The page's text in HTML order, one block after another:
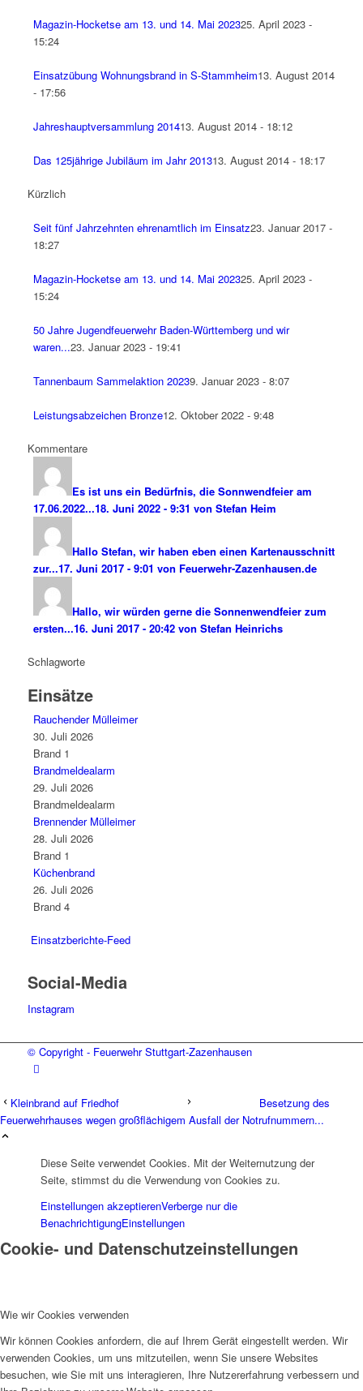
Magazin-Hocketse am 13. und 14. Mai 202325. April 2023 -
15:24
Einsatzübung Wohnungsbrand in S-Stammheim13. August 2014
- 17:56
Jahreshauptversammlung 201413. August 2014 - 18:12
Das 125jährige Jubiläum im Jahr 201313. August 2014 - 18:17
Kürzlich
Seit fünf Jahrzehnten ehrenamtlich im Einsatz23. Januar 2017 -
18:27
Magazin-Hocketse am 13. und 14. Mai 202325. April 2023 -
15:24
50 Jahre Jugendfeuerwehr Baden-Württemberg und wir
waren...23. Januar 2023 - 19:41
Tannenbaum Sammelaktion 20239. Januar 2023 - 8:07
Leistungsabzeichen Bronze12. Oktober 2022 - 9:48
Kommentare
Es ist uns ein Bedürfnis, die Sonnwendfeier am
17.06.2022...18. Juni 2022 - 9:31 von Stefan Heim
Hallo Stefan, wir haben eben einen Kartenausschnitt
zur...17. Juni 2017 - 9:01 von Feuerwehr-Zazenhausen.de
Hallo, wir würden gerne die Sonnenwendfeier zum
ersten...16. Juni 2017 - 20:42 von Stefan Heinrichs
Schlagworte
Einsätze
Rauchender Mülleimer
30. Juli 2026
Brand 1
Brandmeldealarm
29. Juli 2026
Brandmeldealarm
Brennender Mülleimer
28. Juli 2026
Brand 1
Küchenbrand
26. Juli 2026
Brand 4
Einsatzberichte-Feed
Social-Media
Instagram
© Copyright - Feuerwehr Stuttgart-Zazenhausen
Kleinbrand auf Friedhof
Besetzung des
Feuerwehrhauses wegen großflächigem Ausfall der Notrufnummern...
Diese Seite verwendet Cookies. Mit der Weiternutzung der
Seite, stimmst du die Verwendung von Cookies zu.
Einstellungen akzeptierenVerberge nur die
BenachrichtigungEinstellungen
Cookie- und Datenschutzeinstellungen
Wie wir Cookies verwenden
Wir können Cookies anfordern, die auf Ihrem Gerät eingestellt werden. Wir
verwenden Cookies, um uns mitzuteilen, wenn Sie unsere Websites
besuchen, wie Sie mit uns interagieren, Ihre Nutzererfahrung verbessern und